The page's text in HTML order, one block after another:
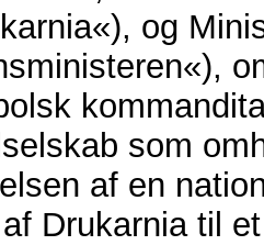
og
som
af en
Drukarnia til